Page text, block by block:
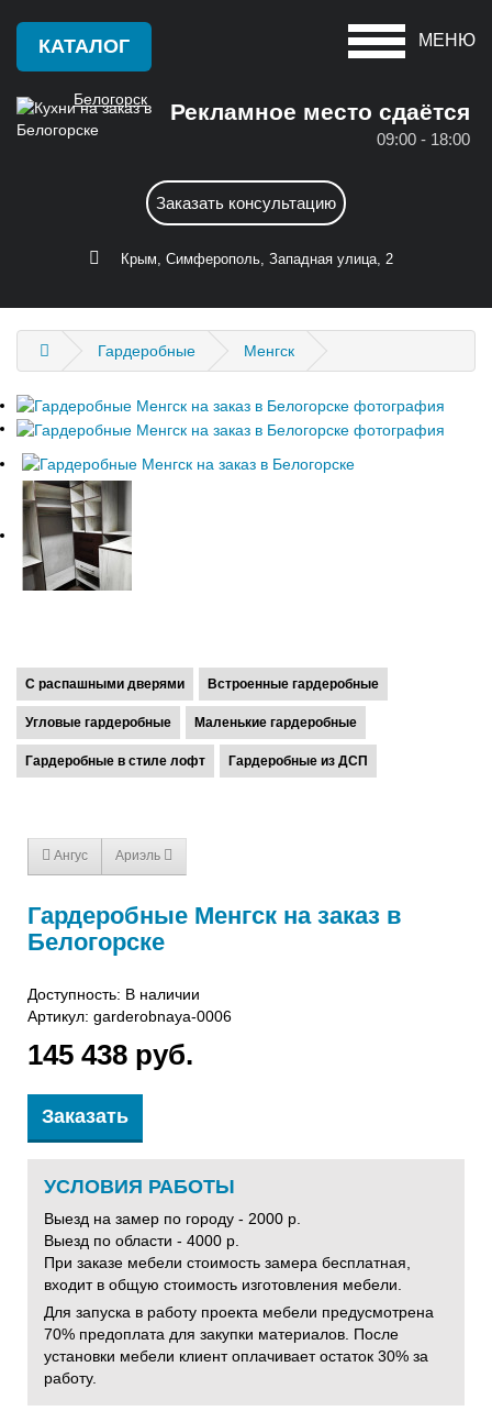
МЕНЮ
КАТАЛОГ
Рекламное место сдаётся
09:00 - 18:00
Заказать консультацию
Белогорск
Армянск
Б
Бахчисарай
Белогорск
Д
Джанкой
Е
Евпатория
Керчь
Красноперекопск
Саки
Севастополь
Судак
Ф
Феодосия
Я
Крым, Симферополь, Западная улица, 2
Гардеробные Менгск
С распашными дверями Встроенные гардеробные
Угловые гардеробные Маленькие гардеробные
Гардеробные в стиле лофт Гардеробные из ДСП
Ангус Ариэль
Гардеробные Менгск на заказ в
Белогорске
Доступность: В наличии
Артикул: garderobnaya-0006
145 438 руб.
Заказать
УСЛОВИЯ РАБОТЫ
Выезд на замер по городу - 2000 р.
Выезд по области - 4000 р.
При заказе мебели стоимость замера бесплатная,
входит в общую стоимость изготовления мебели.
Для запуска в работу проекта мебели предусмотрена
70% предоплата для закупки материалов. После
установки мебели клиент оплачивает остаток 30% за
работу.